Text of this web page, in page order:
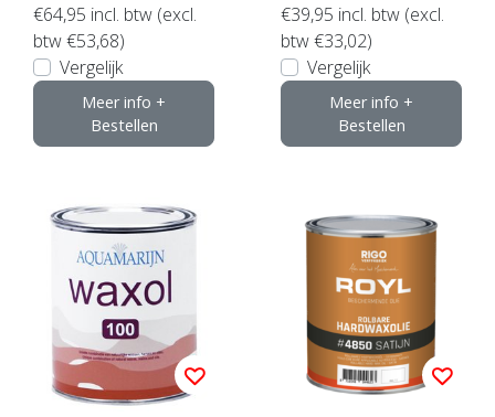
€64,95 incl. btw (excl.
btw €53,68)
Vergelijk
Meer info +
Bestellen
€39,95 incl. btw (excl.
btw €33,02)
Vergelijk
Meer info +
Bestellen